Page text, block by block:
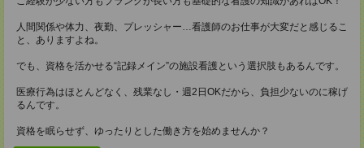
人間関係や体力、夜勤、プレッシャー…看護師のお仕事が大変だと感じるこ
と、ありますよね。
でも、資格を活かせる“記録メイン”の施設看護という選択肢もあるんです。
医療行為はほとんどなく、残業なし・週2日OKだから、負担少ないのに稼げ
るんです。
資格を眠らせず、ゆったりとした働き方を始めませんか？